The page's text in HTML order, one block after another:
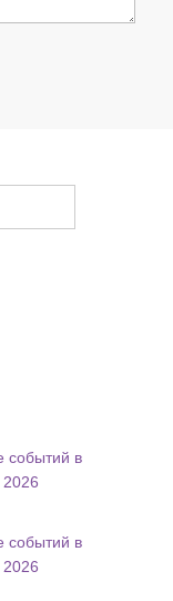
событий в
событий в